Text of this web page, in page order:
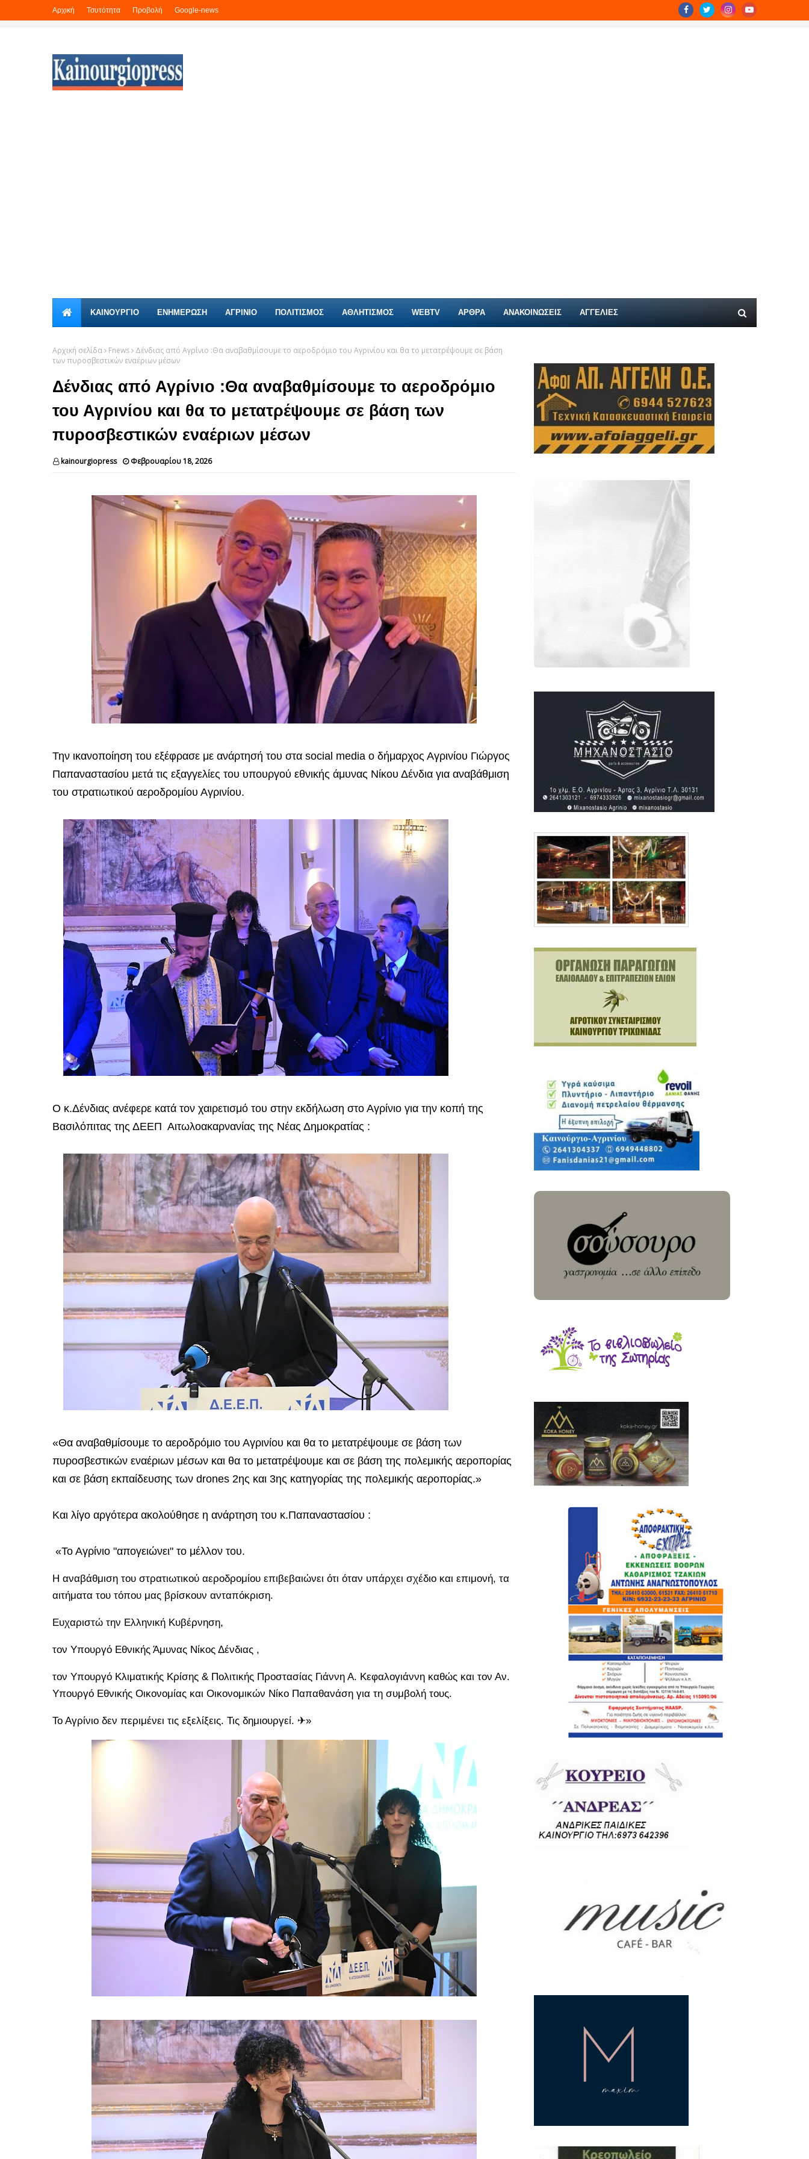
Αρχική Τσυτότητα Προβολή Google-news
ΚΑΙΝΟΎΡΓΙΟ ΕΝΗΜΕΡΩΣΗ ΑΓΡΙΝΙΟ ΠΟΛΙΤΙΣΜΟΣ ΑΘΛΗΤΙΣΜΟΣ WEBTV ΑΡΘΡΑ ΑΝΑΚΟΙΝΩΣΕΙΣ ΑΓΓΕΛΊΕΣ
Αρχική σελίδα Fnews
Δένδιας από Αγρίνιο :Θα αναβαθμίσουμε το αεροδρόμιο του Αγρινίου και θα το μετατρέψουμε σε βάση
των πυροσβεστικών εναέριων μέσων
Δένδιας από Αγρίνιο :Θα αναβαθμίσουμε το αεροδρόμιο
του Αγρινίου και θα το μετατρέψουμε σε βάση των
πυροσβεστικών εναέριων μέσων
kainourgiopress Φεβρουαρίου 18, 2026
Την ικανοποίηση του εξέφρασε με ανάρτησή του στα social media ο δήμαρχος Αγρινίου Γιώργος
Παπαναστασίου μετά τις εξαγγελίες του υπουργού εθνικής άμυνας Νίκου Δένδια για αναβάθμιση
του στρατιωτικού αεροδρομίου Αγρινίου.
Ο κ.Δένδιας ανέφερε κατά τον χαιρετισμό του στην εκδήλωση στο Αγρίνιο για την κοπή της
Βασιλόπιτας της ΔΕΕΠ Αιτωλοακαρνανίας της Νέας Δημοκρατίας :
«Θα αναβαθμίσουμε το αεροδρόμιο του Αγρινίου και θα το μετατρέψουμε σε βάση των
πυροσβεστικών εναέριων μέσων και θα το μετατρέψουμε και σε βάση της πολεμικής αεροπορίας
και σε βάση εκπαίδευσης των drones 2ης και 3ης κατηγορίας της πολεμικής αεροπορίας.»
Και λίγο αργότερα ακολούθησε η ανάρτηση του κ.Παπαναστασίου :
«Το Αγρίνιο "απογειώνει" το μέλλον του.
Η αναβάθμιση του στρατιωτικού αεροδρομίου επιβεβαιώνει ότι όταν υπάρχει σχέδιο και επιμονή, τα
αιτήματα του τόπου μας βρίσκουν ανταπόκριση.
Ευχαριστώ την Ελληνική Κυβέρνηση,
τον Υπουργό Εθνικής Άμυνας Νίκος Δένδιας ,
τον Υπουργό Κλιματικής Κρίσης & Πολιτικής Προστασίας Γιάννη Α. Κεφαλογιάννη καθώς και τον Αν.
Υπουργό Εθνικής Οικονομίας και Οικονομικών Νίκο Παπαθανάση για τη συμβολή τους.
Το Αγρίνιο δεν περιμένει τις εξελίξεις. Τις δημιουργεί. ✈»